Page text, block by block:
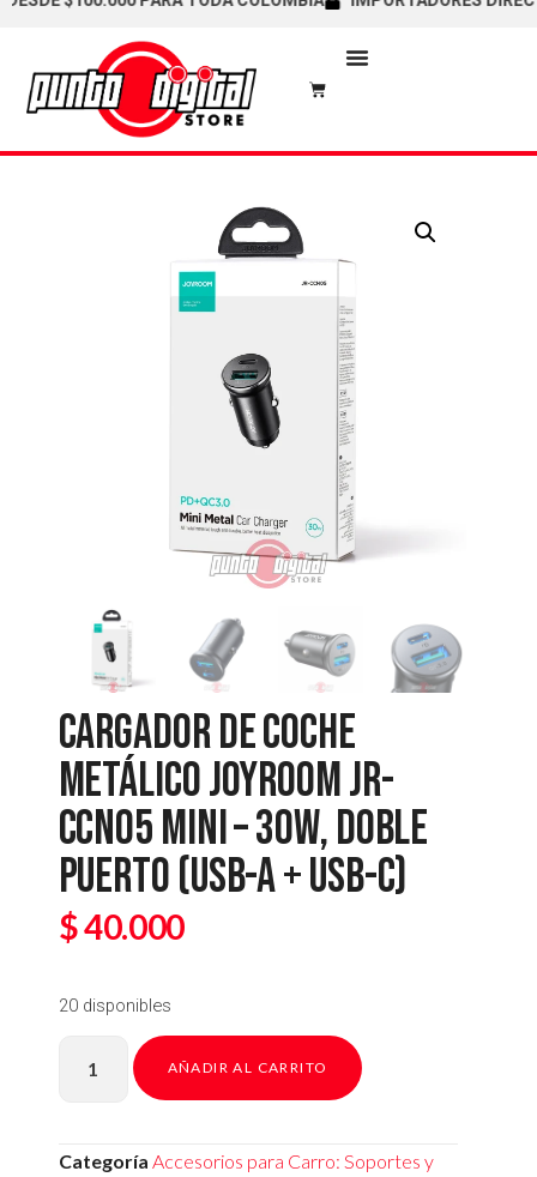
CARGADOR DE COCHE
METÁLICO JOYROOM JR-
CCN05 MINI – 30W, DOBLE
PUERTO (USB-A + USB-C)
$40.000
20 disponibles
AÑADIR AL CARRITO
Categoría Accesorios para Carro: Soportes y